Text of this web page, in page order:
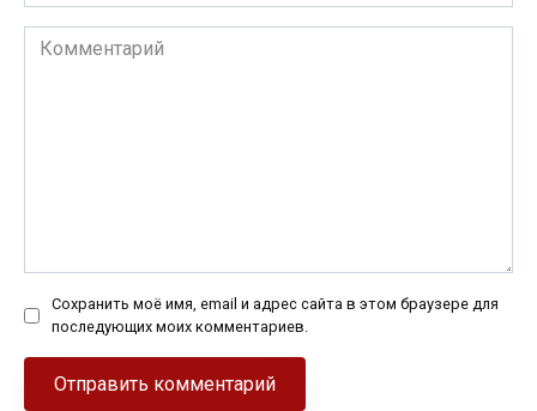
Комментарий
Сохранить моё имя, email и адрес сайта в этом браузере для
последующих моих комментариев.